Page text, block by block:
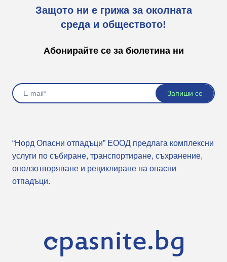
Защото ни е грижа за околната
среда и обществото!
Абонирайте се за бюлетина ни
“Норд Опасни отпадъци” ЕООД предлага комплексни
услуги по събиране, транспортиране, съхранение,
оползотворяване и рециклиране на опасни
отпадъци.